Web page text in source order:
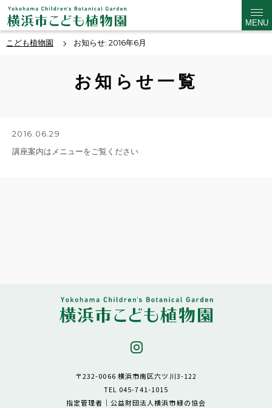
MENU
こども植物園 お知らせ: 2016年6月
お知らせ一覧
2016.06.29
講座案内はメニューをご覧ください
〒232-0066 横浜市南区六ツ川3-122
TEL 045-741-1015
指定管理者｜公益財団法人横浜市緑の協会